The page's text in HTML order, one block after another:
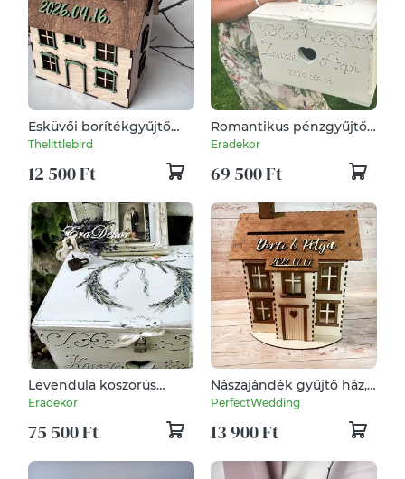
Esküvői borítékgyűjtő
doboz, nászajándék-
Thelittlebird
12 500 Ft
Romantikus pénzgyűjtő
láda esküvőre
Eradekor
69 500 Ft
Levendula koszorús
pénzgyűjtő láda
Eradekor
75 500 Ft
Nászajándék gyűjtő ház,
esküvői pénzgyűjtő ház,
névre szólóan, dátummal
PerfectWedding
13 900 Ft